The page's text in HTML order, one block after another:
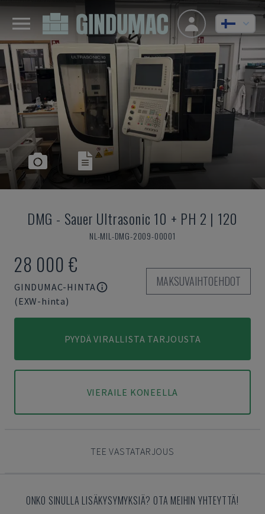
DMG - Sauer Ultrasonic 10 + PH 2 | 120
NL-MIL-DMG-2009-00001
28 000 €
GINDUMAC-HINTA
(EXW-hinta)
MAKSUVAIHTOEHDOT
PYYDÄ VIRALLISTA TARJOUSTA
VIERAILE KONEELLA
TEE VASTATARJOUS
ONKO SINULLA LISÄKYSYMYKSIÄ? OTA MEIHIN YHTEYTTÄ!